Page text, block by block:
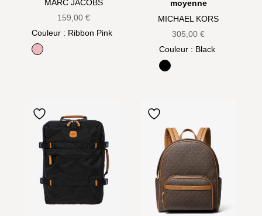
MARC JACOBS
159,00 €
Couleur : Ribbon Pink
Ribbon Pink
moyenne
MICHAEL KORS
305,00€
Couleur: Black
Black